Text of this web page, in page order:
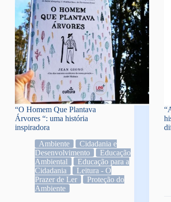
“O Homem Que Plantava
Árvores “: uma história
inspiradora
Ambiente
Cidadania e
Desenvolvimento
Educação
Ambiental
Educação para a
Cidadania
Leitura - O
Prazer de Ler
Proteção do
Ambiente